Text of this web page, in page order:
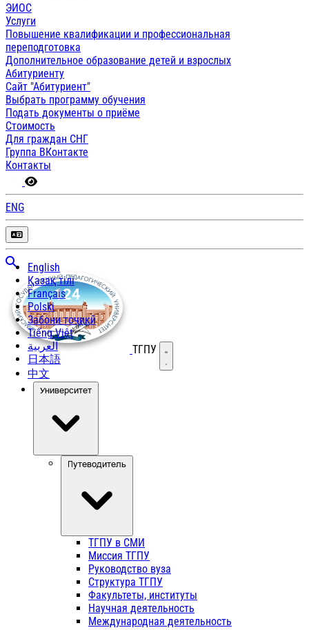
ЭИОС
Услуги
Повышение квалификации и профессиональная
переподготовка
Дополнительное образование детей и взрослых
Абитуриенту
Сайт "Абитуриент"
Выбрать программу обучения
Подать документы о приёме
Стоимость
Для граждан СНГ
Группа ВКонтакте
Контакты
ENG
English
Қазақ тілі
Français
Polski
Забони тоҷикӣ
Tiếng Việt
العربية
日本語
中文
ТГПУ Открыть меню
Университет
Путеводитель
ТГПУ в СМИ
Миссия ТГПУ
Руководство вуза
Структура ТГПУ
Факультеты, институты
Научная деятельность
Международная деятельность